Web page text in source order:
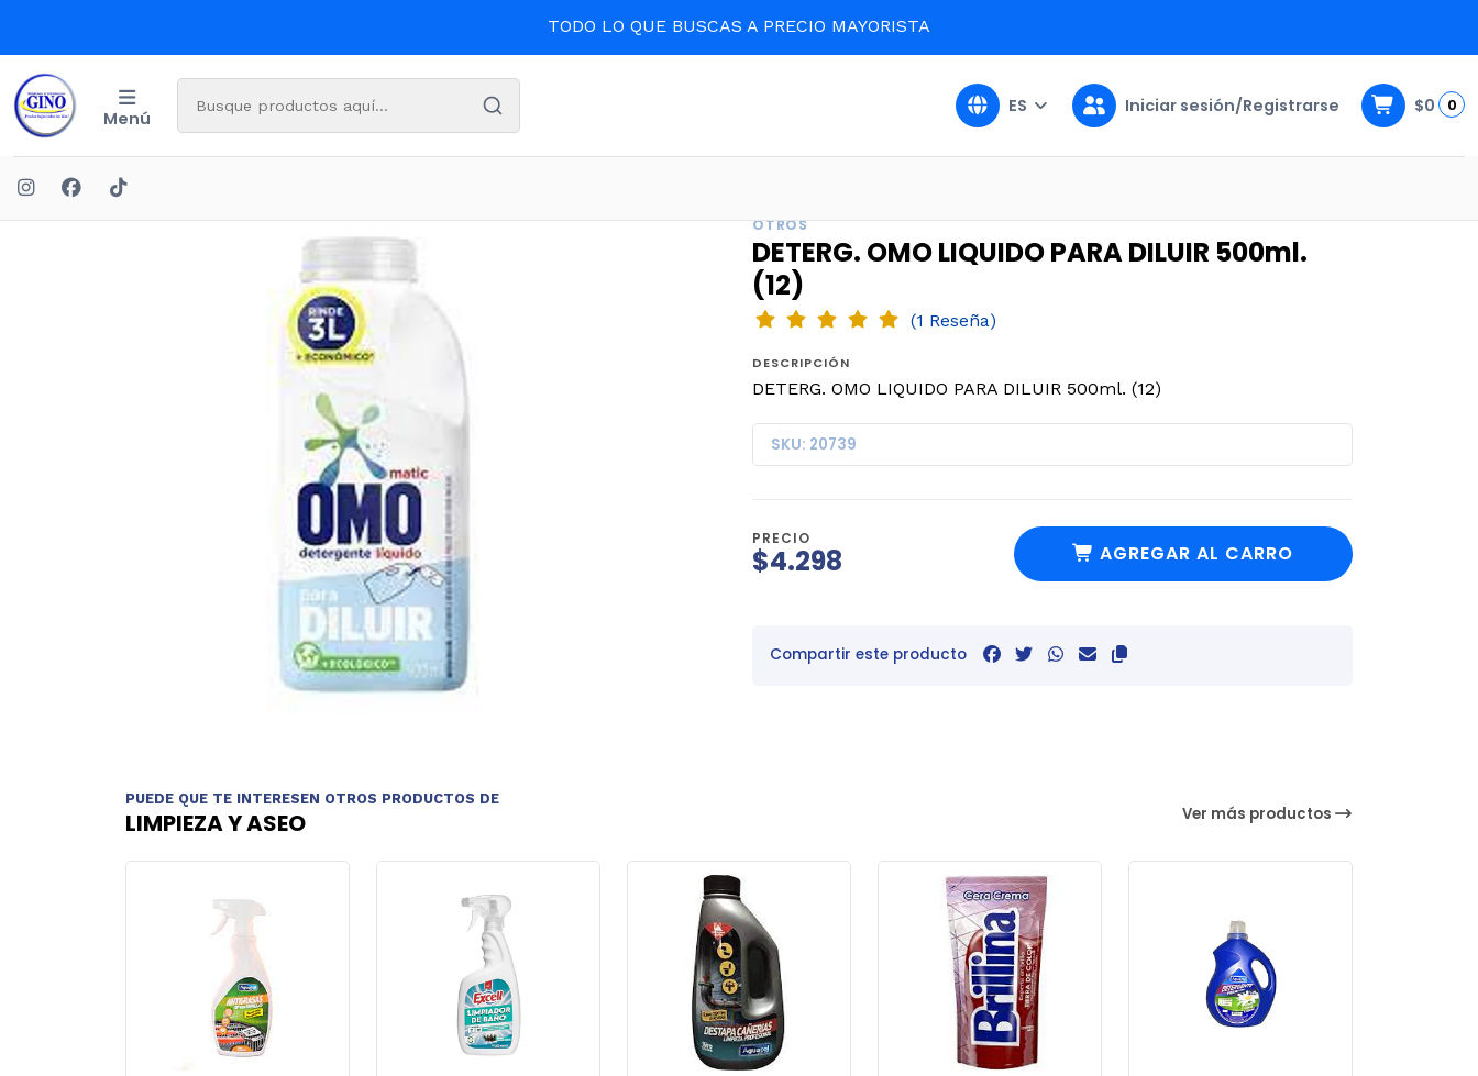
TODO LO QUE BUSCAS A PRECIO MAYORISTA
Menú
ES Iniciar sesión/Registrarse $0 0
OTROS
DETERG. OMO LIQUIDO PARA DILUIR 500ml.
(12)
(1 Reseña)
DESCRIPCIÓN
DETERG. OMO LIQUIDO PARA DILUIR 500ml. (12)
SKU: 20739
PRECIO
$4.298 AGREGAR AL CARRO
Compartir este producto
PUEDE QUE TE INTERESEN OTROS PRODUCTOS DE
LIMPIEZA Y ASEO Ver más productos